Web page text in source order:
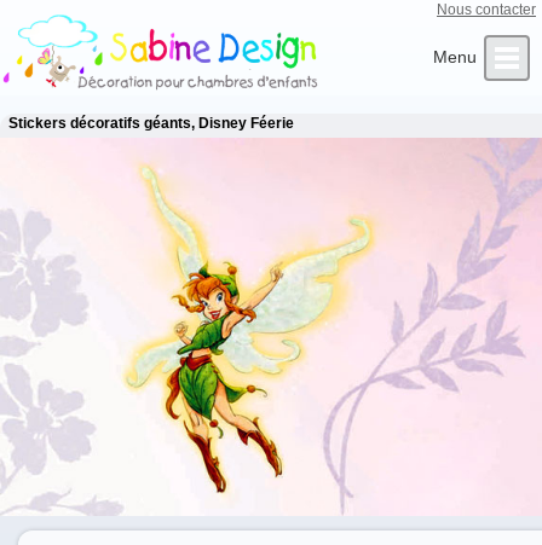
Nous contacter
Accueil
Qui sommes-nous ?
L’Artiste
Infos Clients
Contact
Stickers décoratifs géants, Disney Féerie